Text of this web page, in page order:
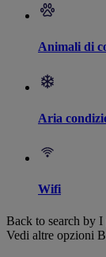
Animali di
Aria
Wifi
Back to search by
Vedi altre opzioni